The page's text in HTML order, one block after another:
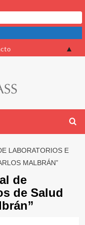
LABORATORIOS E
MALBRÁN”
de
de Salud
▲